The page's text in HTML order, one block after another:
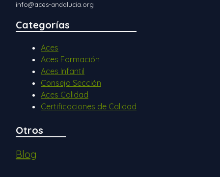
info@aces-andalucia.org
Categorías
Aces
Aces Formación
Aces Infantil
Consejo Sección
Aces Calidad
Certificaciones de Calidad
Otros
Blog